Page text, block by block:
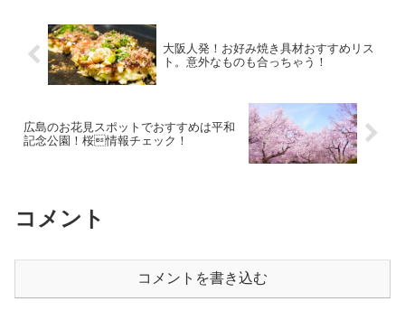
大阪人発！お好み焼き具材おすすめリス
ト。意外なものも合っちゃう！
広島のお花見スポットでおすすめは平和
記念公園！桜情報チェック！
コメント
コメントを書き込む